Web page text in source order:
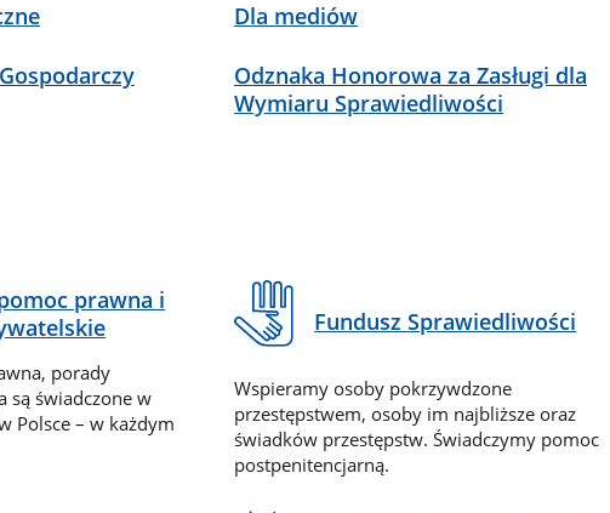
Dla mediów
Odznaka Honorowa za Zasługi dla
Wymiaru Sprawiedliwości
prawna i
porady
są świadczone w
Polsce – w każdym
Fundusz Sprawiedliwości
Wspieramy osoby pokrzywdzone
przestępstwem, osoby im najbliższe oraz
świadków przestępstw. Świadczymy pomoc
postpenitencjarną.